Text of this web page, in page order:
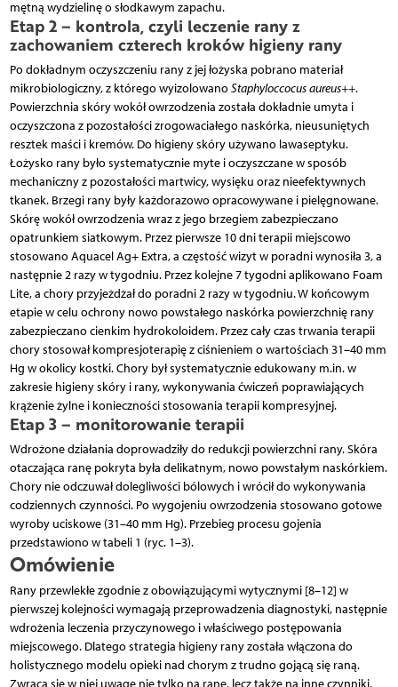
mętną wydzielinę o słodkawym zapachu.
Etap 2 – kontrola, czyli leczenie rany z
zachowaniem czterech kroków higieny rany
Po dokładnym oczyszczeniu rany z jej łożyska pobrano materiał
mikrobiologiczny, z którego wyizolowanoStaphyloccocus aureus++.
Powierzchnia skóry wokół owrzodzenia została dokładnie umyta i
oczyszczona z pozostałości zrogowaciałego naskórka, nieusuniętych
resztek maści i kremów. Do higieny skóry używano lawaseptyku.
Łożysko rany było systematycznie myte i oczyszczane w sposób
mechaniczny z pozostałości martwicy, wysięku oraz nieefektywnych
tkanek. Brzegi rany były każdorazowo opracowywane i pielęgnowane.
Skórę wokół owrzodzenia wraz z jego brzegiem zabezpieczano
opatrunkiem siatkowym. Przez pierwsze 10 dni terapii miejscowo
stosowano Aquacel Ag+ Extra, a częstość wizyt w poradni wynosiła 3, a
następnie 2 razy w tygodniu. Przez kolejne 7 tygodni aplikowano Foam
Lite, a chory przyjeżdżał do poradni 2 razy w tygodniu. W końcowym
etapie w celu ochrony nowo powstałego naskórka powierzchnię rany
zabezpieczano cienkim hydrokoloidem. Przez cały czas trwania terapii
chory stosował kompresjoterapię z ciśnieniem o wartościach 31–40 mm
Hg w okolicy kostki. Chory był systematycznie edukowany m.in. w
zakresie higieny skóry i rany, wykonywania ćwiczeń poprawiających
krążenie żylne i konieczności stosowania terapii kompresyjnej.
Etap 3 – monitorowanie terapii
Wdrożone działania doprowadziły do redukcji powierzchni rany. Skóra
otaczająca ranę pokryta była delikatnym, nowo powstałym naskórkiem.
Chory nie odczuwał dolegliwości bólowych i wrócił do wykonywania
codziennych czynności. Po wygojeniu owrzodzenia stosowano gotowe
wyroby uciskowe (31–40 mm Hg). Przebieg procesu gojenia
przedstawiono w tabeli 1 (ryc. 1–3).
Omówienie
Rany przewlekłe zgodnie z obowiązującymi wytycznymi [8–12] w
pierwszej kolejności wymagają przeprowadzenia diagnostyki, następnie
wdrożenia leczenia przyczynowego i właściwego postępowania
miejscowego. Dlatego strategia higieny rany została włączona do
holistycznego modelu opieki nad chorym z trudno gojącą się raną.
Zwraca się w niej uwagę nie tylko na ranę, lecz także na inne czynniki,